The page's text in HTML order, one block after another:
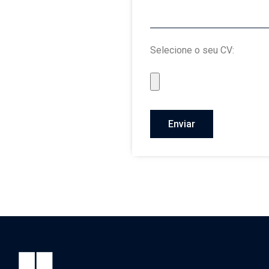
Selecione o seu CV:
Enviar